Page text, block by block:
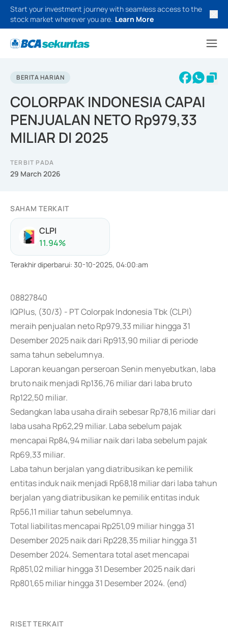
Start your investment journey with seamless access to the
stock market wherever you are. Learn More
BERITA HARIAN
COLORPAK INDONESIA CAPAI
PENJUALAN NETO Rp979,33
MILIAR DI 2025
TERBIT PADA
29 March 2026
SAHAM TERKAIT
CLPI
11.94%
Terakhir diperbarui: 30-10-2025, 04:00:am
08827840
IQPlus, (30/3) - PT Colorpak Indonesia Tbk (CLPI)
meraih penjualan neto Rp979,33 miliar hingga 31
Desember 2025 naik dari Rp913,90 miliar di periode
sama tahun sebelumnya.
Laporan keuangan perseroan Senin menyebutkan, laba
bruto naik menjadi Rp136,76 miliar dari laba bruto
Rp122,50 miliar.
Sedangkan laba usaha diraih sebesar Rp78,16 miliar dari
laba usaha Rp62,29 miliar. Laba sebelum pajak
mencapai Rp84,94 miliar naik dari laba sebelum pajak
Rp69,33 miliar.
Laba tahun berjalan yang diatribusikan ke pemilik
entitas induk naik menjadi Rp68,18 miliar dari laba tahun
berjalan yang diatribusikan ke pemilik entitas induk
Rp56,11 miliar tahun sebelumnya.
Total liabilitas mencapai Rp251,09 miliar hingga 31
Desember 2025 naik dari Rp228,35 miliar hingga 31
Desember 2024. Sementara total aset mencapai
Rp851,02 miliar hingga 31 Desember 2025 naik dari
Rp801,65 miliar hingga 31 Desember 2024. (end)
RISET TERKAIT